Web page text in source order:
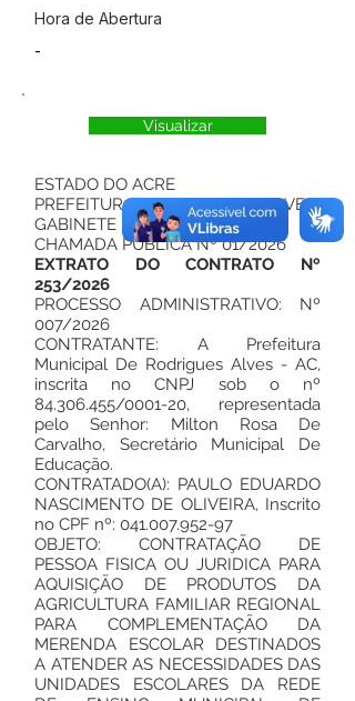
Hora de Abertura
-
Visualizar
ESTADO DO ACRE
PREFEITURA DE RODRIGUES ALVES
GABINETE DO PREFEITO
CHAMADA PUBLICA Nº 01/2026
EXTRATO DO CONTRATO Nº
253/2026
PROCESSO ADMINISTRATIVO: Nº
007/2026
CONTRATANTE: A Prefeitura
Municipal De Rodrigues Alves - AC,
inscrita no CNPJ sob o nº
84.306.455/0001-20, representada
pelo Senhor: Milton Rosa De
Carvalho, Secretário Municipal De
Educação.
CONTRATADO(A): PAULO EDUARDO
NASCIMENTO DE OLIVEIRA, Inscrito
no CPF nº: 041.007.952-97
OBJETO: CONTRATAÇÃO DE
PESSOA FISICA OU JURIDICA PARA
AQUISIÇÃO DE PRODUTOS DA
AGRICULTURA FAMILIAR REGIONAL
PARA COMPLEMENTAÇÃO DA
MERENDA ESCOLAR DESTINADOS
A ATENDER AS NECESSIDADES DAS
UNIDADES ESCOLARES DA REDE